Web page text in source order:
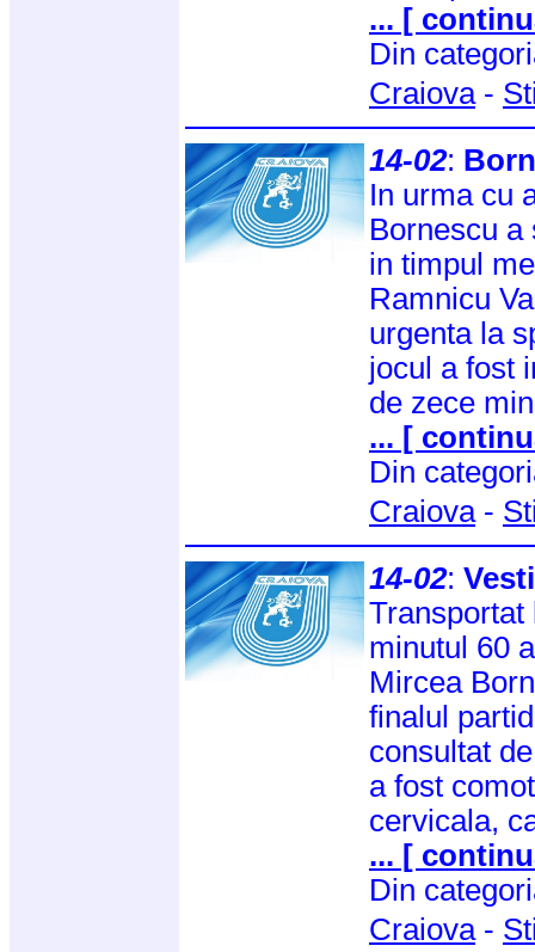
... [
Din
Craiova-
14-02:
In urma cu
Bornescu a
in timpul
Ramnicu
urgenta la
jocul a fost
de zece
... [
Din
Craiova-
14-02:
Transportat
minutul 60
Mircea
finalul
consultat
a fost
cervicala,
... [
Din
Craiova-